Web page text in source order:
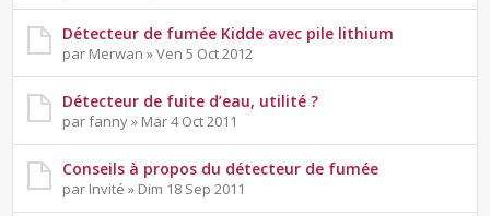
Détecteur de fumée Kidde avec pile lithium
par Merwan » Ven 5 Oct 2012
Détecteur de fuite d’eau, utilité ?
par fanny » Mar 4 Oct 2011
Conseils à propos du détecteur de fumée
par Invité » Dim 18 Sep 2011